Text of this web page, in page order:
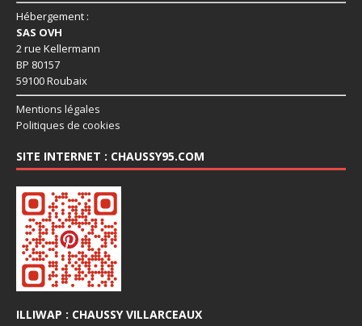
Hébergement :
SAS OVH
2 rue Kellermann
BP 80157
59100 Roubaix
Mentions légales
Politiques de cookies
SITE INTERNET : CHAUSSY95.COM
ILLIWAP : CHAUSSY VILLARCEAUX